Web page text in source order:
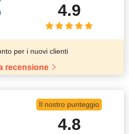
4.9
per i nuovi clienti
recensione
Il nostro punteggio
4.8